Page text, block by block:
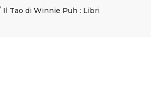
Il Tao di Winnie Puh : Libri